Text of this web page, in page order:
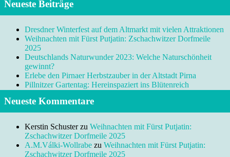
Neueste Beiträge
Dresdner Winterfest auf dem Altmarkt mit vielen Attraktionen
Weihnachten mit Fürst Putjatin: Zschachwitzer Dorfmeile
2025
Deutschlands Naturwunder 2023: Welche Naturschönheit
gewinnt?
Erlebe den Pirnaer Herbstzauber in der Altstadt Pirna
Pillnitzer Gartentag: Hereinspaziert ins Blütenreich
Neueste Kommentare
Kerstin Schusterzu Weihnachten mit Fürst Putjatin:
Zschachwitzer Dorfmeile 2025
A.M.Válki-Wollrabe zu Weihnachten mit Fürst Putjatin:
Zschachwitzer Dorfmeile 2025